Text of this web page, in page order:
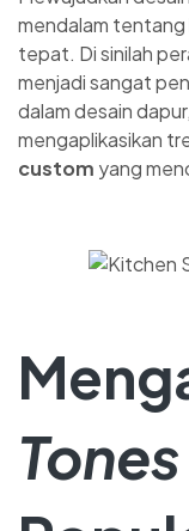
mendalam tentang
tepat. Di sinilah
menjadi sangat
dalam desain
mengaplikasikan
custom yang
Tones